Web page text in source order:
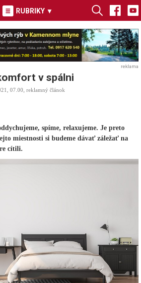
RUBRIKY ▾
reklama
v spálni
07.00, reklamný článok
spíme, relaxujeme. Je preto
miestnosti si budeme dávať záležať na
cítili.